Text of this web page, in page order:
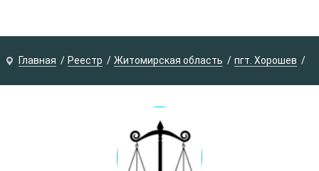
Главная Реестр Житомирская область пгт. Хорошев